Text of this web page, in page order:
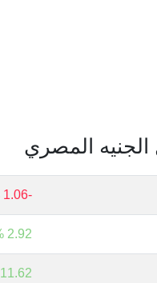
الجنيه المصري
-1.06 %
2.92 %
11.62 %